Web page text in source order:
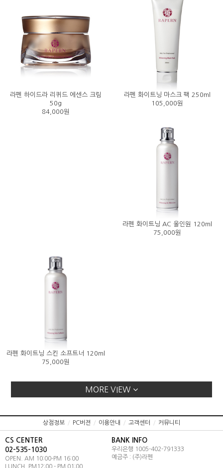
라펜 하이드라 리퀴드 에센스 크림
50g
84,000원
라펜 화이트닝 마스크 팩 250ml
105,000원
라펜 화이트닝 AC 올인원 120ml
75,000원
라펜 화이트닝 스킨 소프트너 120ml
75,000원
MORE VIEW
상점정보 / PC버젼 / 이용안내 / 고객센터 / 커뮤니티
CS CENTER
02-535-1030
OPEN. AM 10:00-PM 16:00
LUNCH. PM12:00 - PM 01:00
BANK INFO
우리은행 1005-402-791333
예금주 : (주)라펜